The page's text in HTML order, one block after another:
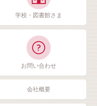
学校・図書館さま
お問い合わせ
会社概要